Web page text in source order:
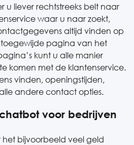
u liever rechtstreeks belt naar
waar u naar zoekt,
altijd vinden op
pagina van het
kunt u alle manier
komen met de klantenservice.
vinden, openingstijden,
andere contact opties.
voor bedrijven
bijvoorbeeld veel geld